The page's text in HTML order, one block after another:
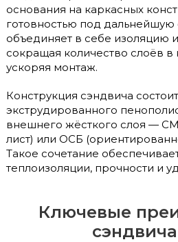
основания на каркасных
готовностью под дальнейшую
объединяет в себе изоляцию
сокращая количество слоёв в
ускоряя монтаж.
Конструкция сэндвича
экструдированного
внешнего жёсткого слоя —
лист) или ОСБ
Такое сочетание
теплоизоляции, прочности и
Ключевые